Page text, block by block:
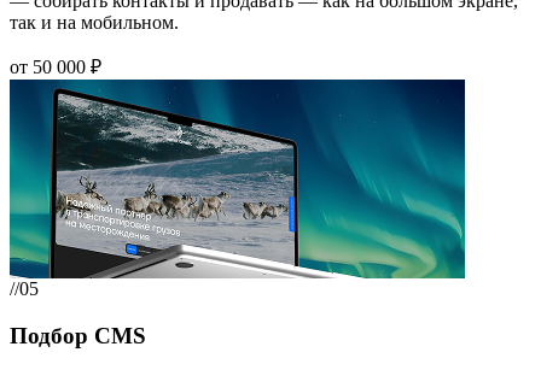
так и на мобильном.
от 50 000 ₽
//05
Подбор CMS